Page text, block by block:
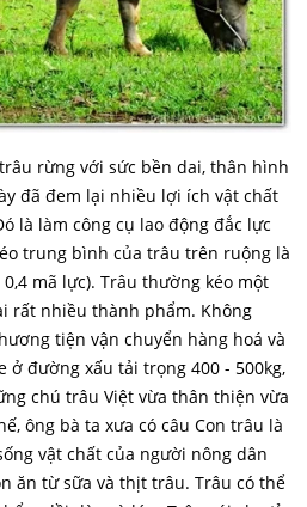
rừng với sức bền dai, thân hình
đã đem lại nhiều lợi ích vật chất
là làm công cụ lao động đắc lực
trung bình của trâu trên ruộng là
0,4 mã lực). Trâu thường kéo một
rất nhiều thành phẩm. Không
tiện vận chuyển hàng hoá và
ở đường xấu tải trọng 400 - 500kg,
chú trâu Việt vừa thân thiện vừa
ông bà ta xưa có câu Con trâu là
vật chất của người nông dân
ăn từ sữa và thịt trâu. Trâu có thể